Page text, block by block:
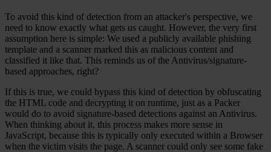
To avoid this kind of detection from an attacker's perspective, we
need to know exactly what gets us caught. However, the very first
assumption here is simple: We used a publicly available phishing
template and a scanner marked this as malicious content and
classified it like that. This reminds us of the Antivirus/signature-
based approaches, right?
If this is true, we could bypass this kind of detection by obfuscating
the HTML code and decrypting it on runtime, just as a Packer
would do to avoid signature-based detections against an Antivirus.
When thinking about it, this process makes more sense in
JavaScript, because this is typically only executed within a Browser
when the victim visits the page. A scanner could only see some fake